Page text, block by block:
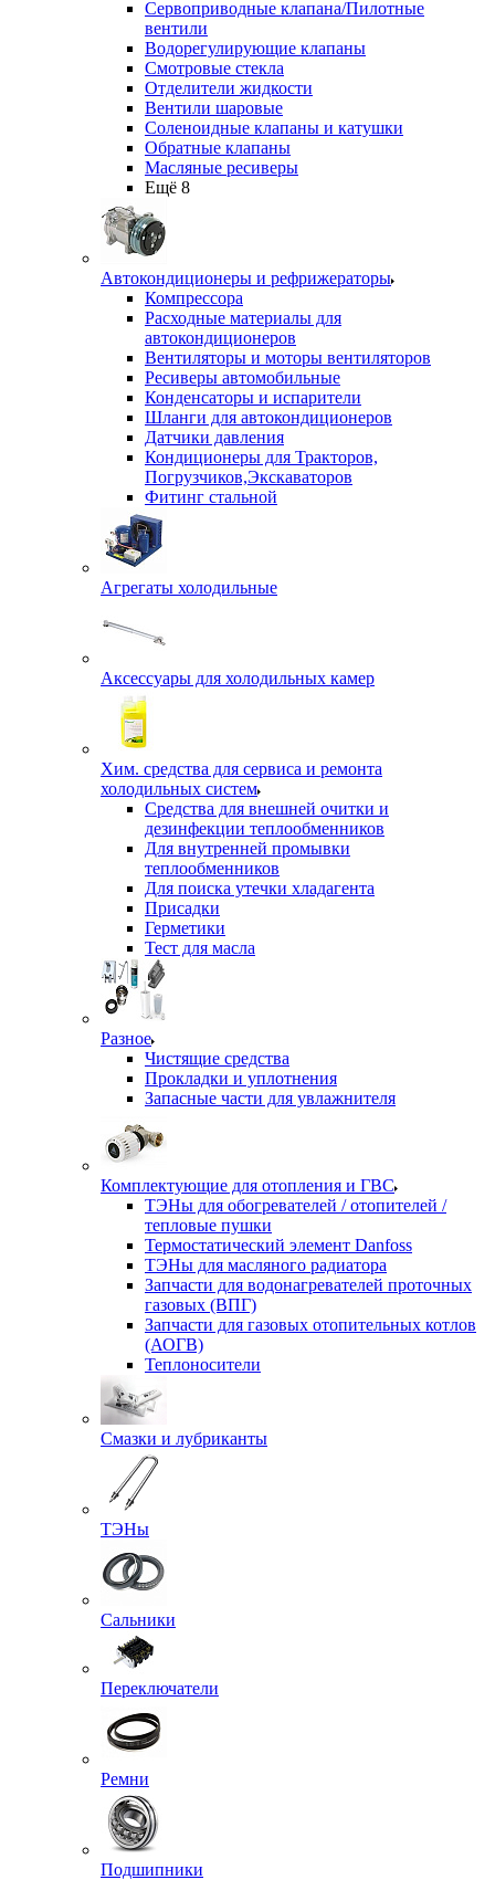
Сервоприводные клапана/Пилотные
вентили
Водорегулирующие клапаны
Смотровые стекла
Отделители жидкости
Вентили шаровые
Соленоидные клапаны и катушки
Обратные клапаны
Масляные ресиверы
Ещё 8
Автокондиционеры и рефрижераторы
Компрессора
Расходные материалы для
автокондиционеров
Вентиляторы и моторы вентиляторов
Ресиверы автомобильные
Конденсаторы и испарители
Шланги для автокондиционеров
Датчики давления
Кондиционеры для Тракторов,
Погрузчиков,Экскаваторов
Фитинг стальной
Агрегаты холодильные
Аксессуары для холодильных камер
Хим. средства для сервиса и ремонта
холодильных систем
Средства для внешней очитки и
дезинфекции теплообменников
Для внутренней промывки
теплообменников
Для поиска утечки хладагента
Присадки
Герметики
Тест для масла
Разное
Чистящие средства
Прокладки и уплотнения
Запасные части для увлажнителя
Комплектующие для отопления и ГВС
ТЭНы для обогревателей / отопителей /
тепловые пушки
Термостатический элемент Danfoss
ТЭНы для масляного радиатора
Запчасти для водонагревателей проточных
газовых (ВПГ)
Запчасти для газовых отопительных котлов
(АОГВ)
Теплоносители
Смазки и лубриканты
ТЭНы
Сальники
Переключатели
Ремни
Подшипники